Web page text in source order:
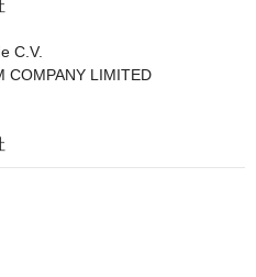
C.V.
COMPANY LIMITED